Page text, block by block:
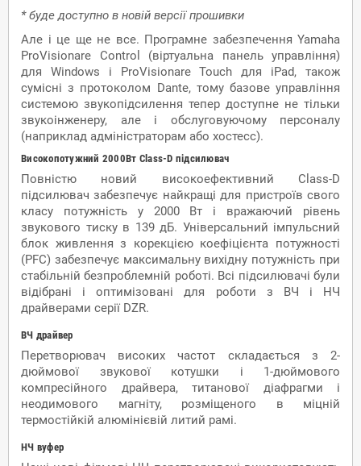
* буде доступно в новій версії прошивки
Але і це ще не все. Програмне забезпечення Yamaha
ProVisionare Control (віртуальна панель управління)
для Windows і ProVisionare Touch для iPad, також
сумісні з протоколом Dante, тому базове управління
системою звукопідсилення тепер доступне не тільки
звукоінженеру, але і обслуговуючому персоналу
(наприклад адміністраторам або хостесс).
Високопотужний 2000Вт Class-D підсилювач
Повністю новий високоефективний Class-D
підсилювач забезпечує найкращі для пристроїв свого
класу потужність у 2000 Вт і вражаючий рівень
звукового тиску в 139 дБ. Універсальний імпульсний
блок живлення з корекцією коефіцієнта потужності
(PFC) забезпечує максимальну вихідну потужність при
стабільній безпроблемній роботі. Всі підсилювачі були
відібрані і оптимізовані для роботи з ВЧ і НЧ
драйверами серії DZR.
ВЧ драйвер
Перетворювач високих частот складається з 2-
дюймової звукової котушки і 1-дюймового
компресійного драйвера, титанової діафрагми і
неодимового магніту, розміщеного в міцній
термостійкій алюмінієвій литий рамі.
НЧ вуфер